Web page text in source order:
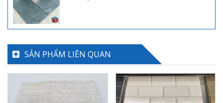
SẢN PHẨM LIÊN QUAN